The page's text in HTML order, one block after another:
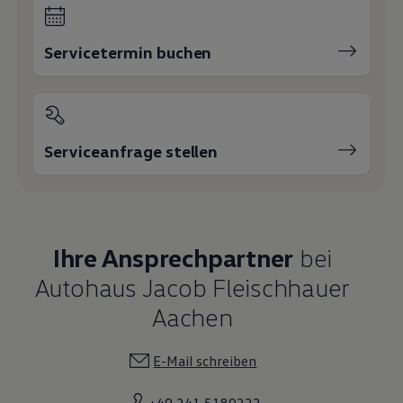
Servicetermin buchen
Serviceanfrage stellen
Ihre Ansprechpartner bei
Autohaus Jacob Fleischhauer
Aachen
E-Mail schreiben